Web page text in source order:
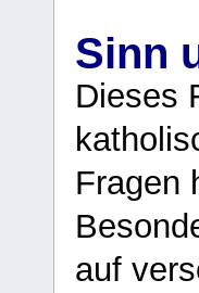
Sinn
Dieses
Fragen
auf